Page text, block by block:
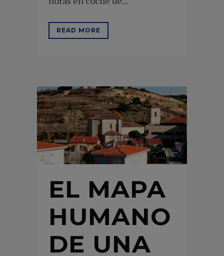
READ MORE
EL MAPA
HUMANO
DE UNA